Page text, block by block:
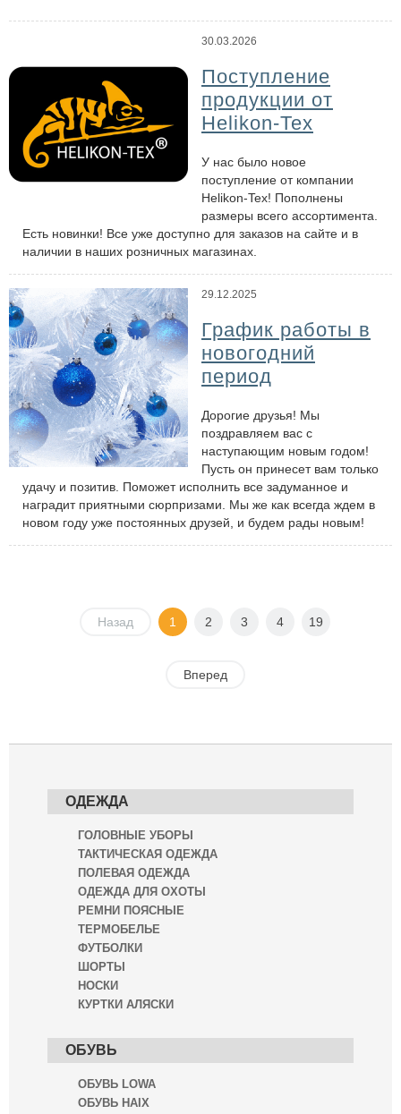
30.03.2026
Поступление
продукции от
Helikon-Tex
У нас было новое
поступление от компании
Helikon-Tex! Пополнены
размеры всего ассортимента.
Есть новинки! Все уже доступно для заказов на сайте и в
наличии в наших розничных магазинах.
29.12.2025
График работы в
новогодний
период
Дорогие друзья! Мы
поздравляем вас с
наступающим новым годом!
Пусть он принесет вам только
удачу и позитив. Поможет исполнить все задуманное и
наградит приятными сюрпризами. Мы же как всегда ждем в
новом году уже постоянных друзей, и будем рады новым!
Назад 1 2 3 4 19
Вперед
ОДЕЖДА
ГОЛОВНЫЕ УБОРЫ
ТАКТИЧЕСКАЯ ОДЕЖДА
ПОЛЕВАЯ ОДЕЖДА
ОДЕЖДА ДЛЯ ОХОТЫ
РЕМНИ ПОЯСНЫЕ
ТЕРМОБЕЛЬЕ
ФУТБОЛКИ
ШОРТЫ
НОСКИ
КУРТКИ АЛЯСКИ
ОБУВЬ
ОБУВЬ LOWA
ОБУВЬ HAIX